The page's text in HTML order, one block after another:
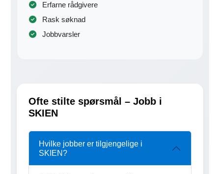
Erfarne rådgivere
Rask søknad
Jobbvarsler
Ofte stilte spørsmål – Jobb i
SKIEN
Hvilke jobber er tilgjengelige i
SKIEN?